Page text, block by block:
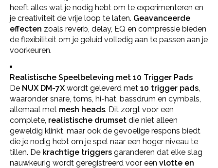
heeft alles wat je nodig hebt om te experimenteren en
je creativiteit de vrije loop te laten. Geavanceerde
effecten zoals reverb, delay, EQ en compressie bieden
de flexibiliteit om je geluid volledig aan te passen aan je
voorkeuren.
Realistische Speelbeleving met 10 Trigger Pads
De NUX DM-7X wordt geleverd met 10 trigger pads
waaronder snare, toms, hi-hat, bassdrum en cymbals,
allemaal met mesh heads. Dit zorgt voor een
complete, realistische drumset die niet alleen
geweldig klinkt, maar ook de gevoelige respons biedt
die je nodig hebt om je spel naar een hoger niveau te
tillen. De krachtige triggers garanderen dat elke slag
nauwkeurig wordt geregistreerd voor een vlotte en